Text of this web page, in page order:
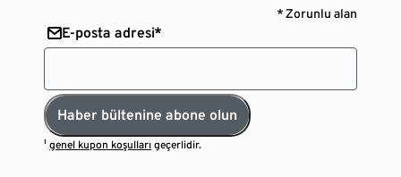
* Zorunlu alan
E-posta adresi*
Haber bültenine abone olun
¹genel kupon koşulları geçerlidir.